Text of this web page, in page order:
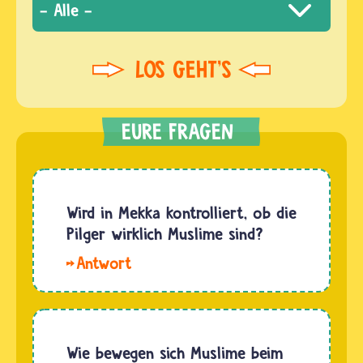
Wird in Mekka kontrolliert, ob die
Pilger wirklich Muslime sind?
Mekka
möchte,
Wie bewegen sich Muslime beim